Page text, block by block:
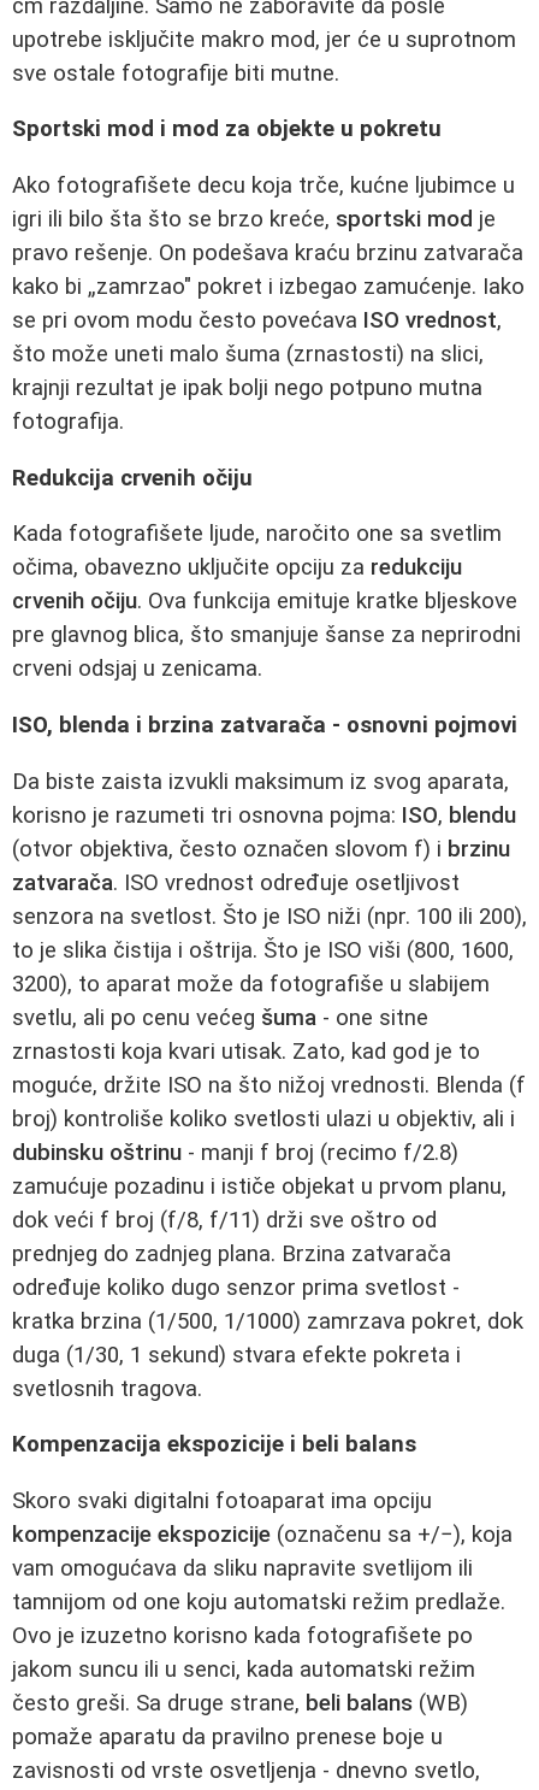
cm razdaljine. Samo ne zaboravite da posle
upotrebe isključite makro mod, jer će u suprotnom
sve ostale fotografije biti mutne.
Sportski mod i mod za objekte u pokretu
Ako fotografišete decu koja trče, kućne ljubimce u
igri ili bilo šta što se brzo kreće, sportski mod je
pravo rešenje. On podešava kraću brzinu zatvarača
kako bi „zamrzao" pokret i izbegao zamućenje. Iako
se pri ovom modu često povećava ISO vrednost,
što može uneti malo šuma (zrnastosti) na slici,
krajnji rezultat je ipak bolji nego potpuno mutna
fotografija.
Redukcija crvenih očiju
Kada fotografišete ljude, naročito one sa svetlim
očima, obavezno uključite opciju za redukciju
crvenih očiju. Ova funkcija emituje kratke bljeskove
pre glavnog blica, što smanjuje šanse za neprirodni
crveni odsjaj u zenicama.
ISO, blenda i brzina zatvarača - osnovni pojmovi
Da biste zaista izvukli maksimum iz svog aparata,
korisno je razumeti tri osnovna pojma: ISO, blendu
(otvor objektiva, često označen slovom f) i brzinu
zatvarača. ISO vrednost određuje osetljivost
senzora na svetlost. Što je ISO niži (npr. 100 ili 200),
to je slika čistija i oštrija. Što je ISO viši (800, 1600,
3200), to aparat može da fotografiše u slabijem
svetlu, ali po cenu većeg šuma - one sitne
zrnastosti koja kvari utisak. Zato, kad god je to
moguće, držite ISO na što nižoj vrednosti. Blenda (f
broj) kontroliše koliko svetlosti ulazi u objektiv, ali i
dubinsku oštrinu - manji f broj (recimo f/2.8)
zamućuje pozadinu i ističe objekat u prvom planu,
dok veći f broj (f/8, f/11) drži sve oštro od
prednjeg do zadnjeg plana. Brzina zatvarača
određuje koliko dugo senzor prima svetlost -
kratka brzina (1/500, 1/1000) zamrzava pokret, dok
duga (1/30, 1 sekund) stvara efekte pokreta i
svetlosnih tragova.
Kompenzacija ekspozicije i beli balans
Skoro svaki digitalni fotoaparat ima opciju
kompenzacije ekspozicije (označenu sa +/−), koja
vam omogućava da sliku napravite svetlijom ili
tamnijom od one koju automatski režim predlaže.
Ovo je izuzetno korisno kada fotografišete po
jakom suncu ili u senci, kada automatski režim
često greši. Sa druge strane, beli balans (WB)
pomaže aparatu da pravilno prenese boje u
zavisnosti od vrste osvetljenja - dnevno svetlo,